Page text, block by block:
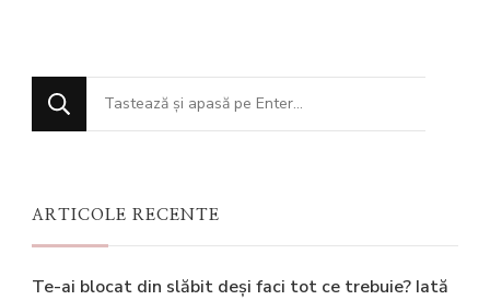
Cauți
ceva?
ARTICOLE RECENTE
Te-ai blocat din slăbit deși faci tot ce trebuie? Iată